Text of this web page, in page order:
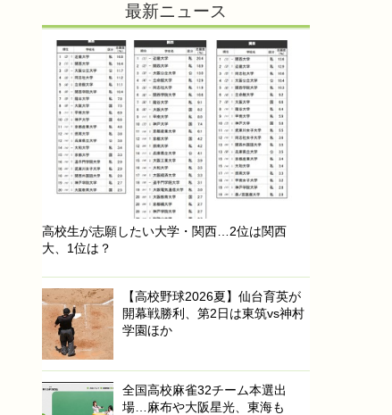
最新ニュース
高校生が志願したい大学・関西…2位は関西
大、1位は？
【高校野球2026夏】仙台育英が
開幕戦勝利、第2日は東筑vs神村
学園ほか
全国高校麻雀32チーム本選出
場…麻布や大阪星光、東海も